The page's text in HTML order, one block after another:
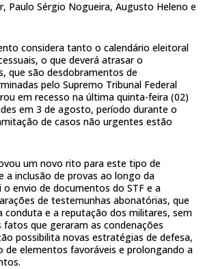
Paulo Sérgio Nogueira, Augusto Heleno e
considera tanto o calendário eleitoral
o que deverá atrasar o
que são desdobramentos de
pelo Supremo Tribunal Federal
em recesso na última quinta-feira (02)
em 3 de agosto, período durante o
de casos não urgentes estão
um novo rito para este tipo de
a inclusão de provas ao longo da
envio de documentos do STF e a
de testemunhas abonatórias, que
conduta e a reputação dos militares, sem
que geraram as condenações
possibilita novas estratégias de defesa,
de elementos favoráveis e prolongando a